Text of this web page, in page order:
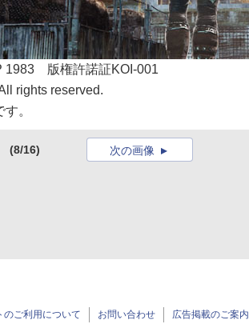
1983 版権許諾証KOI-001
rights reserved.
。
(8/16) 次の画像
のご利用について お問い合わせ 広告掲載のご案内